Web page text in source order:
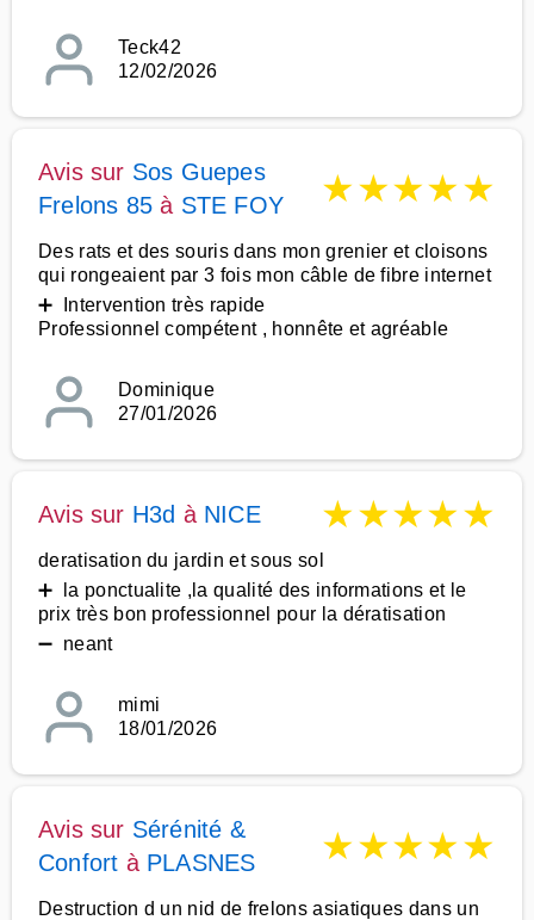
Teck42
12/02/2026
Avis sur Sos Guepes
Frelons 85 à STE FOY ★★★★★
Des rats et des souris dans mon grenier et cloisons
qui rongeaient par 3 fois mon câble de fibre internet
➕ Intervention très rapide
Professionnel compétent , honnête et agréable
Dominique
27/01/2026
Avis sur H3d à NICE ★★★★★
deratisation du jardin et sous sol
➕ la ponctualite ,la qualité des informations et le
prix très bon professionnel pour la dératisation
➖ neant
mimi
18/01/2026
Avis sur Sérénité &
Confort à PLASNES ★★★★★
Destruction d un nid de frelons asiatiques dans un